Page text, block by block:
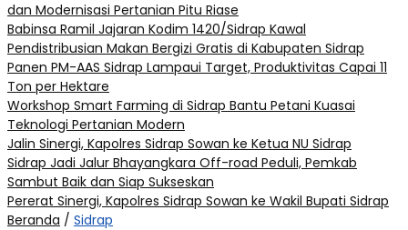
dan Modernisasi Pertanian Pitu Riase
Babinsa Ramil Jajaran Kodim 1420/Sidrap Kawal
Pendistribusian Makan Bergizi Gratis di Kabupaten Sidrap
Panen PM-AAS Sidrap Lampaui Target, Produktivitas Capai 11
Ton per Hektare
Workshop Smart Farming di Sidrap Bantu Petani Kuasai
Teknologi Pertanian Modern
Jalin Sinergi, Kapolres Sidrap Sowan ke Ketua NU Sidrap
Sidrap Jadi Jalur Bhayangkara Off-road Peduli, Pemkab
Sambut Baik dan Siap Sukseskan
Pererat Sinergi, Kapolres Sidrap Sowan ke Wakil Bupati Sidrap
Beranda / Sidrap